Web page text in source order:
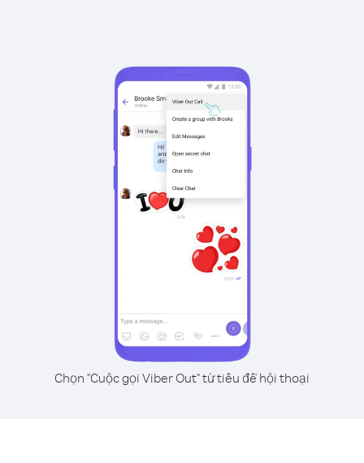
Chọn "Cuộc gọi Viber Out" từ tiêu đề hội thoại